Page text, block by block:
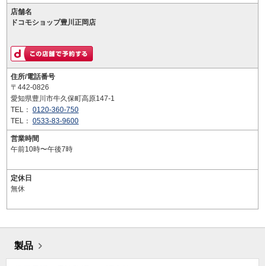
店舗名
ドコモショップ豊川正岡店
住所/電話番号
〒442-0826
愛知県豊川市牛久保町高原147-1
TEL： 0120-360-750
TEL： 0533-83-9600
営業時間
午前10時〜午後7時
定休日
無休
製品